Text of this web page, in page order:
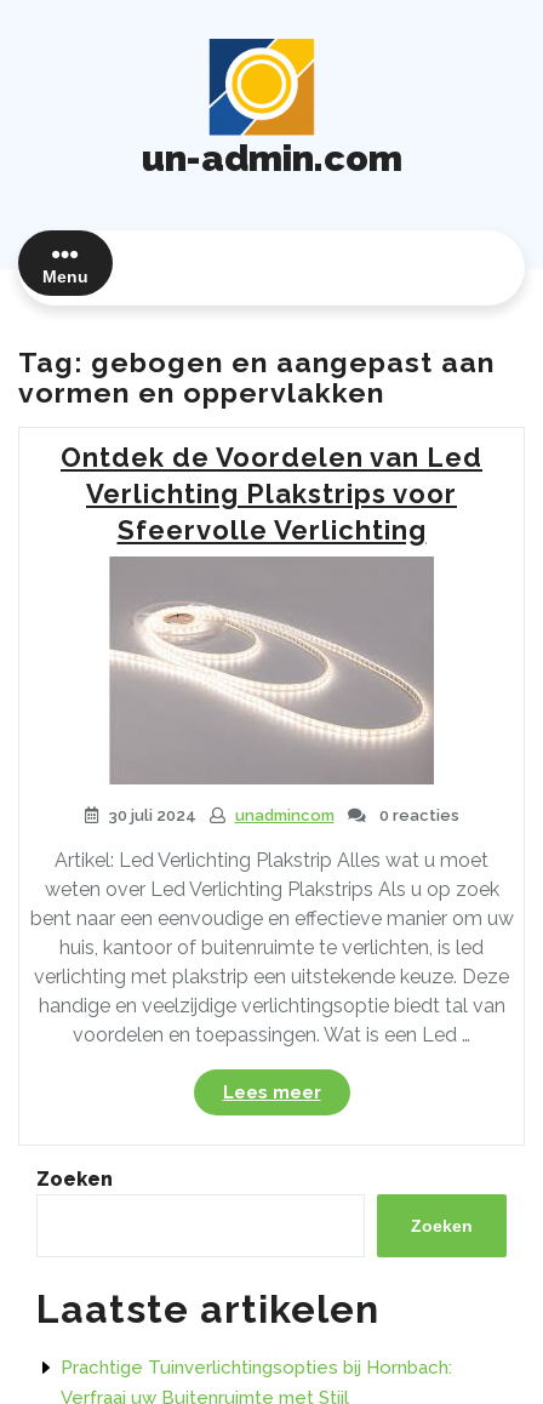
un-admin.com
Menu
Tag: gebogen en aangepast aan
vormen en oppervlakken
Ontdek de Voordelen van Led
Verlichting Plakstrips voor
Sfeervolle Verlichting
30 juli 2024 unadmincom 0 reacties
Artikel: Led Verlichting Plakstrip Alles wat u moet
weten over Led Verlichting Plakstrips Als u op zoek
bent naar een eenvoudige en effectieve manier om uw
huis, kantoor of buitenruimte te verlichten, is led
verlichting met plakstrip een uitstekende keuze. Deze
handige en veelzijdige verlichtingsoptie biedt tal van
voordelen en toepassingen. Wat is een Led …
Lees meer“Ontdek
de
Voordelen
Led
Verlichting
Plakstrips
Sfeervolle
Zoeken
Zoeken
Laatste artikelen
Prachtige Tuinverlichtingsopties bij Hornbach:
Verfraai uw Buitenruimte met Stijl